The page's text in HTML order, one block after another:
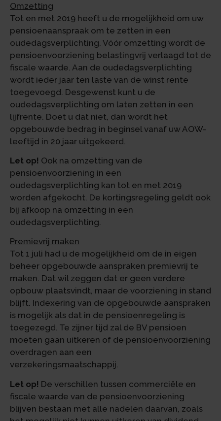
Omzetting
Tot en met 2019 heeft u de mogelijkheid om uw
pensioenaanspraak om te zetten in een
oudedagsverplichting. Vóór omzetting wordt de
pensioenvoorziening belastingvrij verlaagd tot de
fiscale waarde. Aan de oudedagsverplichting
wordt ieder jaar ten laste van de winst rente
toegevoegd. Desgewenst kunt u de
oudedagsverplichting om laten zetten in een
lijfrente. Doet u dat niet, dan wordt het
opgebouwde bedrag in beginsel vanaf uw AOW-
leeftijd in 20 jaar uitgekeerd.
Let op! Ook na omzetting van de
pensioenvoorziening in een
oudedagsverplichting kan tot en met 2019
worden afgekocht. De kortingsregeling geldt ook
bij afkoop na omzetting in een
oudedagsverplichting.
Premievrij maken
Tot 1 juli had u de mogelijkheid om de in eigen
beheer opgebouwde aanspraken premievrij te
maken. Dat wil zeggen dat er geen verdere
opbouw plaatsvindt, maar de voorziening in stand
blijft. Indexering van de opgebouwde aanspraken
is mogelijk als dat in de pensioenregeling is
toegezegd. Te zijner tijd zal de BV pensioen
moeten gaan uitkeren of de pensioenvoorziening
overdragen aan een
verzekeringsmaatschappij.
Let op! De verschillen tussen commerciële en
fiscale waarde van de pensioenvoorziening
blijven bestaan met alle nadelen daarvan, zoals